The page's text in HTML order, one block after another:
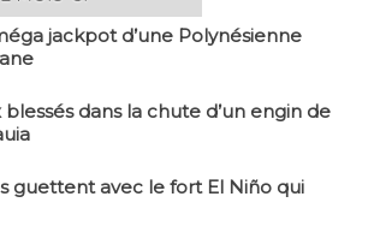
jackpot d’une Polynésienne
dans la chute d’un engin de
guettent avec le fort El Niño qui